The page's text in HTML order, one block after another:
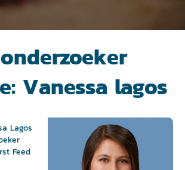
Vanessa lagos
Lagos
Feed